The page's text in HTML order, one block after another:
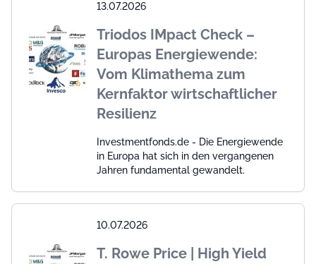
13.07.2026
Triodos IMpact Check –
Europas Energiewende:
Vom Klimathema zum
Kernfaktor wirtschaftlicher
Resilienz
Investmentfonds.de - Die Energiewende
in Europa hat sich in den vergangenen
Jahren fundamental gewandelt.
10.07.2026
T. Rowe Price | High Yield